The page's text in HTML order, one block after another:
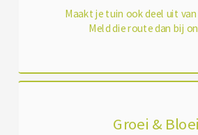
Maakt je tuin ook deel uit
Meld die route dan bij
Groei & Bloei